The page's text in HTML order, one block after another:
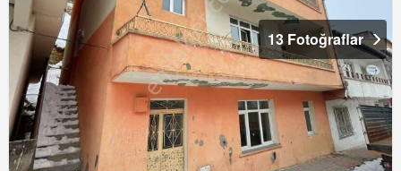
13 Fotoğraflar